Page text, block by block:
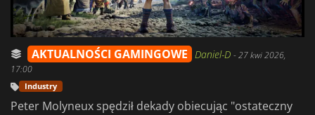
AKTUALNOŚCI GAMINGOWE Daniel-D -27 kwi 2026,
17:00
Industry
Peter Molyneux spędził dekady obiecując "ostateczny